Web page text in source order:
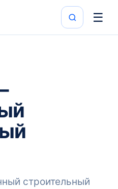
☰
строительный